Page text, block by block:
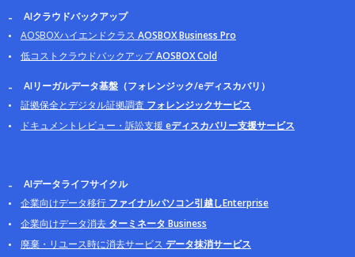
AIクラウドバックアップ
AOSBOXハイエンドクラス AOSBOX Business Pro
低コストクラウドバックアップAOSBOX Cold
AIリーガルデータ基盤（フォレンジック/eディスカバリ）
証拠保全とデジタル証拠調査 フォレンジックサービス
ドキュメントレビュー・訴訟支援 eディスカバリー支援サービス
AIデータライフサイクル
企業向けデータ移行 ファイナルパソコン引越しEnterprise
企業向けデータ消去 ターミネータ Business
廃棄・リユース時に消去サービス データ抹消サービス